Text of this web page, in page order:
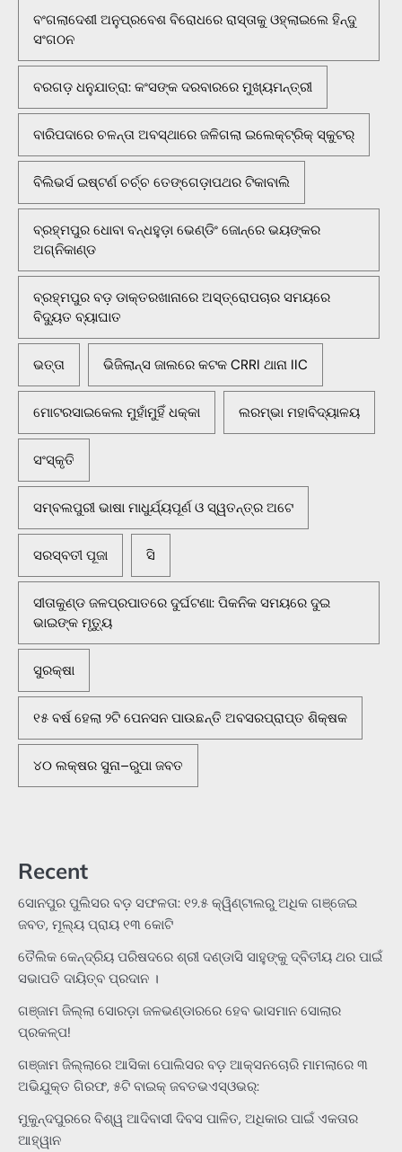
ବଂଗଲାଦେଶୀ ଅନୁପ୍ରବେଶ ବିରୋଧରେ ରାସ୍ତାକୁ ଓହ୍ଲାଇଲେ ହିନ୍ଦୁ
ସଂଗଠନ
ବରଗଡ଼ ଧନୁଯାତ୍ରା: କଂସଙ୍କ ଦରବାରରେ ମୁଖ୍ୟମନ୍ତ୍ରୀ
ବାରିପଦାରେ ଚଳନ୍ତା ଅବସ୍ଥାରେ ଜଳିଗଲା ଇଲେକ୍ଟ୍ରିକ୍ ସ୍କୁଟର୍
ବିଲିଭର୍ସ ଇଷ୍ଟର୍ଣ ଚର୍ଚ୍ଚ ତେଙ୍ଗେଡ଼ାପଥର ଟିକାବାଲି
ବ୍ରହ୍ମପୁର ଧୋବା ବନ୍ଧହୁଡ଼ା ଭେଣ୍ଡିଂ ଜୋନ୍‌ରେ ଭୟଙ୍କର
ଅଗ୍ନିକାଣ୍ଡ
ବ୍ରହ୍ମପୁର ବଡ଼ ଡାକ୍ତରଖାନାରେ ଅସ୍ତ୍ରୋପଚାର ସମୟରେ
ବିଦ୍ୟୁତ ବ୍ୟାଘାତ
ଭତ୍ତା ଭିଜିଲାନ୍ସ ଜାଲରେ କଟକ CRRI ଥାନା IIC
ମୋଟରସାଇକେଲ ମୁହାଁମୁହିଁ ଧକ୍କା ଲରମ୍ଭା ମହାବିଦ୍ୟାଳୟ
ସଂସ୍କୃତି
ସମ୍ବଲପୁରୀ ଭାଷା ମାଧୁର୍ଯ୍ୟପୂର୍ଣ ଓ ସ୍ୱତନ୍ତ୍ର ଅଟେ
ସରସ୍ବତୀ ପୂଜା ସି
ସୀତାକୁଣ୍ଡ ଜଳପ୍ରପାତରେ ଦୁର୍ଘଟଣା: ପିକନିକ ସମୟରେ ଦୁଇ
ଭାଇଙ୍କ ମୃତ୍ୟୁ
ସୁରକ୍ଷା
୧୫ ବର୍ଷ ହେଲା ୨ଟି ପେନସନ ପାଉଛନ୍ତି ଅବସରପ୍ରାପ୍ତ ଶିକ୍ଷକ
୪୦ ଲକ୍ଷର ସୁନା–ରୁପା ଜବତ
Recent
ସୋନପୁର ପୁଲିସର ବଡ଼ ସଫଳତା: ୧୨.୫ କ୍ୱିଣ୍ଟାଲରୁ ଅଧିକ ଗଞ୍ଜେଇ
ଜବତ, ମୂଲ୍ୟ ପ୍ରାୟ ୧୩ କୋଟି
ତୈଲିକ କେନ୍ଦ୍ରିୟ ପରିଷଦରେ ଶ୍ରୀ ଦଣ୍ଡାସି ସାହୁଙ୍କୁ ଦ୍ବିତୀୟ ଥର ପାଇଁ
ସଭାପତି ଦାୟିତ୍ବ ପ୍ରଦାନ ।
ଗଞ୍ଜାମ ଜିଲ୍ଲା ସୋରଡ଼ା ଜଳଭଣ୍ଡାରରେ ହେବ ଭାସମାନ ସୋଲାର
ପ୍ରକଳ୍ପ!
ଗଞ୍ଜାମ ଜିଲ୍ଲାରେ ଆସିକା ପୋଲିସର ବଡ଼ ଆକ୍ସନଚୋରି ମାମଲାରେ ୩
ଅଭିଯୁକ୍ତ ଗିରଫ, ୫ଟି ବାଇକ୍ ଜବତଭଏସ୍‌ଓଭର୍:
ମୁକୁନ୍ଦପୁରରେ ବିଶ୍ୱ ଆଦିବାସୀ ଦିବସ ପାଳିତ, ଅଧିକାର ପାଇଁ ଏକତାର
ଆହ୍ୱାନ